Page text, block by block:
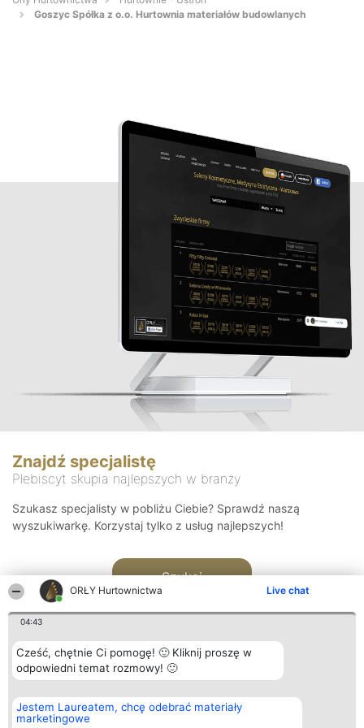
ORŁY Hurtownictwa Live chat
04:43
Cześć, chętnie Ci pomogę! 🙂 Kliknij proszę w
odpowiedni temat rozmowy! 🙂
Jestem Laureatem, chcę odebrać materiały
marketingowe
Goszyc Spółka z o.o. Hurtownia materiałów budowlanych
Znajdź specjalistę
Plebiscyt skupia najlepszych w branży
Szukasz specjalisty w pobliżu Ciebie? Sprawdź naszą
wyszukiwarkę. Korzystaj tylko z usług najlepszych!
Szukaj
Organizator plebiscytu
Bright Side Solutions sp. z o.
o. sp. k.
Plebiscyt
Laureaci
Kontakt
Kontakt